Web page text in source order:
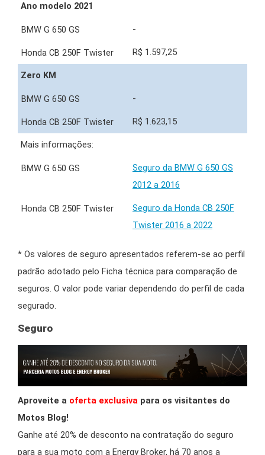
Ano modelo 2021
-
R$ 1.597,25
Zero KM
-
R$ 1.623,15
Mais informações:
Seguro da BMW G 650 GS
2012 a 2016
Seguro da Honda CB 250F
Twister 2016 a 2022
* Os valores de seguro apresentados referem-se ao perfil
padrão adotado pelo Ficha técnica para comparação de
seguros. O valor pode variar dependendo do perfil de cada
segurado.
Seguro
Aproveite a oferta exclusiva para os visitantes do
Motos Blog!
Ganhe até 20% de desconto na contratação do seguro
para a sua moto com a Energy Broker, há 70 anos a